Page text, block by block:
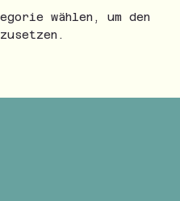
wählen, um den